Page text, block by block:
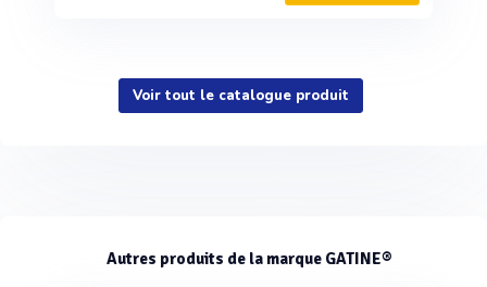
Voir tout le catalogue produit
Autres produits de la marque GATINE®